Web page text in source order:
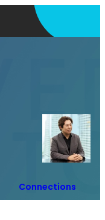
Connections